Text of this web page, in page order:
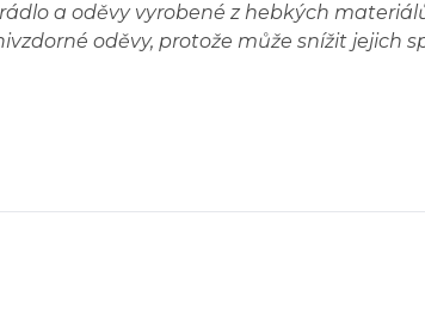
a oděvy vyrobené z hebkých
oděvy, protože může snížit jejich